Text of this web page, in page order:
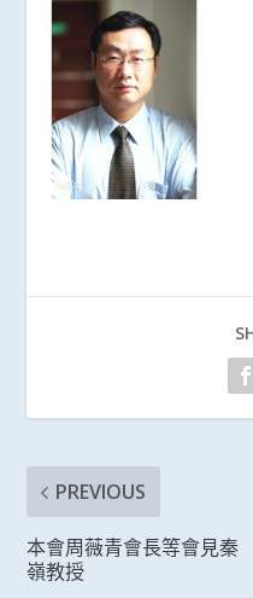
PREVIOUS
本會周薇青會長等會見秦
嶺教授